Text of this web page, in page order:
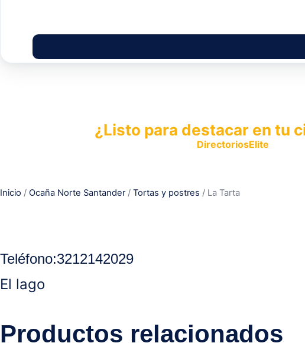
¿Listo para destacar en tu
DirectoriosElite
Inicio / Ocaña Norte Santander/ Tortas y postres / La Tarta
Teléfono:3212142029
El lago
Productos relacionados